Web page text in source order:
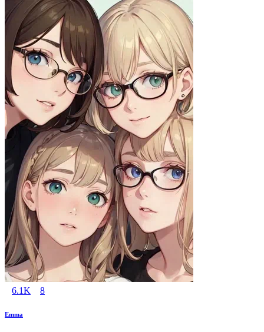
6.1K 8
Emma